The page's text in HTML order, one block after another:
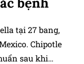
tại 27 bang,
Chipotle
sau khi